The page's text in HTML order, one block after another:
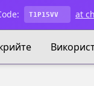
T1P15VV at